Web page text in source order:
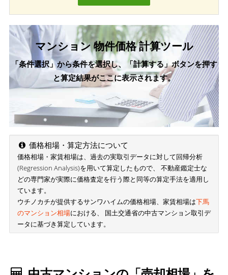
マンション 物件価格 計算ツール
「条件選択」から条件を選択し、「計算する」ボタンを押す
と算定結果がここに表示されます。
価格相場・算定方法について
価格相場・家賃相場は、過去の実取引データに対して回帰分析
(Regression Analysis)を用いて算定したもので、 不動産鑑定士な
どの専門家が実際に価格査定を行う際と同等の算定手法を適用し
ています。
ウチノカチが提供するサンワハイムの価格相場、家賃相場は下馬
のマンション相場における、 国土交通省の中古マンション取引デ
ータに基づき算定しています。